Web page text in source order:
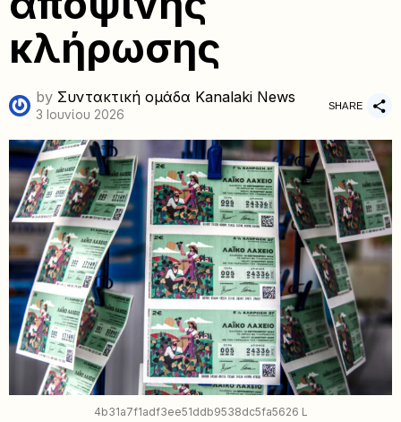
κλήρωσης
by Συντακτική ομάδα Kanalaki News
3 Ιουνίου 2026
SHARE
4b31a7f1adf3ee51ddb9538dc5fa5626 L